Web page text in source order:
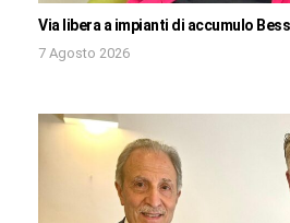
Via libera a impianti di accumulo
7 Agosto 2026